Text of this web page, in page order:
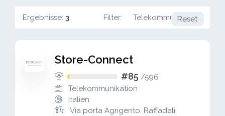
Ergebnisse: 3 Filter: Telekommunikation
Reset
Store-Connect
#85 /596
Telekommunikation
Italien
Via porta Agrigento, Raffadali